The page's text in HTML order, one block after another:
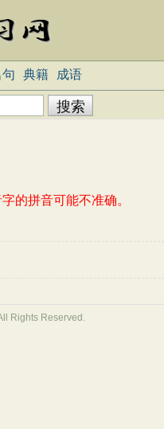
典籍 成语
的拼音可能不准确。
Rights Reserved.